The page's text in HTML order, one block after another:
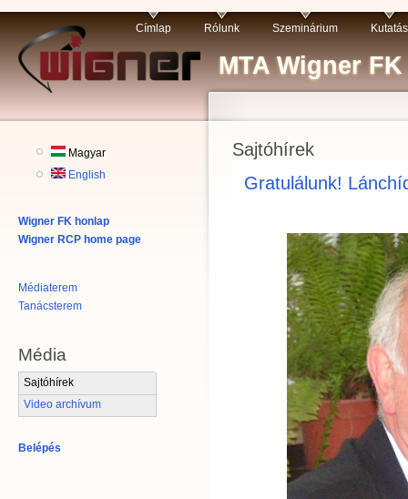
MTA Wigner
Címlap Rólunk Szeminárium Kutatás
Magyar
English
Wigner FK honlap
Wigner RCP home page
Médiaterem
Tanácsterem
Média
Sajtóhírek
Video archívum
Belépés
Sajtóhírek
Gratulálunk!